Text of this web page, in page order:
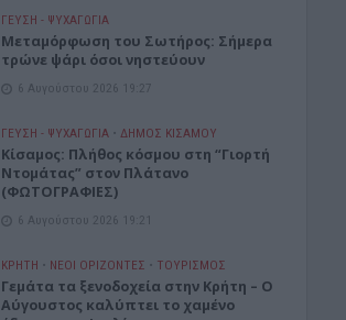
ΓΕΎΣΗ - ΨΥΧΑΓΩΓΊΑ
Μεταμόρφωση του Σωτήρος: Σήμερα
τρώνε ψάρι όσοι νηστεύουν
6 Αυγούστου 2026 19:27
ΓΕΎΣΗ - ΨΥΧΑΓΩΓΊΑ • ΔΉΜΟΣ ΚΙΣΆΜΟΥ
Κίσαμος: Πλήθος κόσμου στη “Γιορτή
Ντομάτας” στον Πλάτανο
(ΦΩΤΟΓΡΑΦΙΕΣ)
6 Αυγούστου 2026 19:21
ΚΡΗΤΗ • ΝΕΟΙ ΟΡΙΖΟΝΤΕΣ • ΤΟΥΡΙΣΜΟΣ
Γεμάτα τα ξενοδοχεία στην Κρήτη – Ο
Αύγουστος καλύπτει το χαμένο